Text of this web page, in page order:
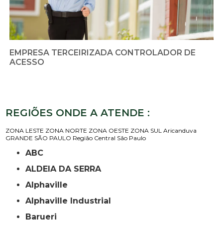
EMPRESA TERCEIRIZADA CONTROLADOR DE
ACESSO
REGIÕES ONDE A ATENDE :
ZONA LESTE ZONA NORTE ZONA OESTE ZONA SUL Aricanduva
GRANDE SÃO PAULO Região Central São Paulo
ABC
ALDEIA DA SERRA
Alphaville
Alphaville Industrial
Barueri